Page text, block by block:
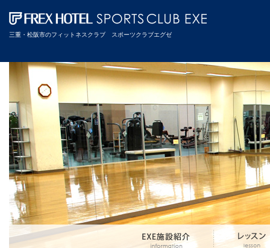
三重・松阪市のフィットネスクラブ スポーツクラブエグゼ